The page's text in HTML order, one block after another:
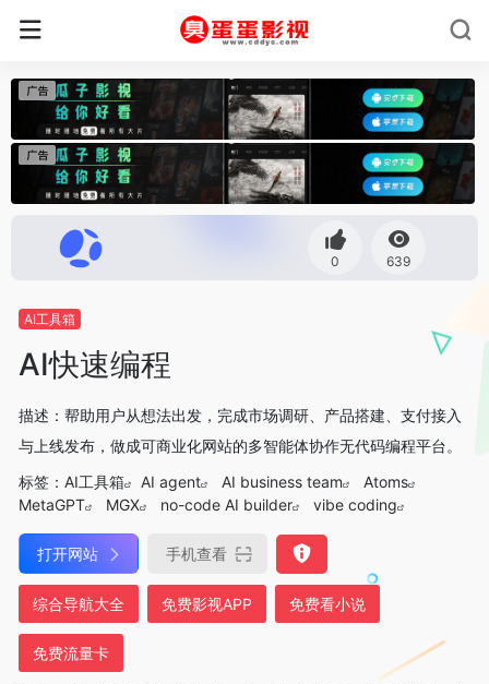
0 639
AI工具箱
AI快速编程
描述：帮助用户从想法出发，完成市场调研、产品搭建、支付接入
与上线发布，做成可商业化网站的多智能体协作无代码编程平台。
标签： AI工具箱 AI agent AI business team
Atoms
MetaGPT
MGX no-code AI builder vibe coding
打开网站 手机查看
综合导航大全 免费影视APP 免费看小说
免费流量卡